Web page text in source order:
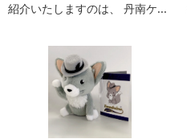
紹介いたしますのは、 丹南ケ...